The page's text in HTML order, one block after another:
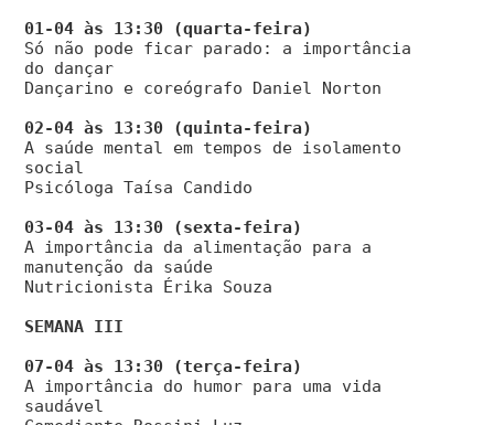
Só não pode ficar parado: a importância
do dançar
Dançarino e coreógrafo Daniel Norton
A saúde mental em tempos de isolamento
social
Psicóloga Taísa Candido
A importância da alimentação para a
manutenção da saúde
Nutricionista Érika Souza
SEMANA III
A importância do humor para uma vida
saudável